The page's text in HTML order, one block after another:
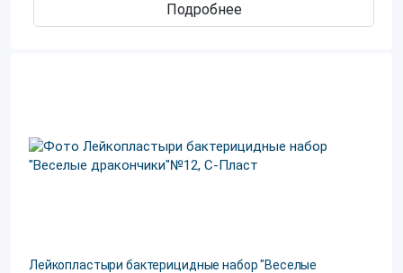
Подробнее
Лейкопластыри бактерицидные набор "Веселые